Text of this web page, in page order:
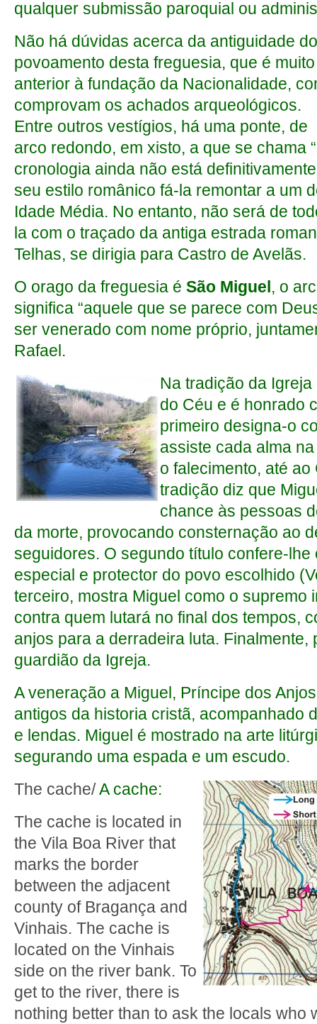
qualquer submissão paroquial ou
Não há dúvidas acerca da antiguidade do
povoamento desta freguesia, que é muito
anterior à fundação da Nacionalidade,
comprovam os achados arqueológicos.
Entre outros vestígios, há uma ponte, de
arco redondo, em xisto, a que se chama
cronologia ainda não está
seu estilo românico fá-la remontar a um
Idade Média. No entanto, não será de
la com o traçado da antiga estrada
Telhas, se dirigia para Castro de Avelãs.
O orago da freguesia é São Miguel , o
significa “aquele que se parece com
ser venerado com nome próprio,
Rafael.
Na tradição da
do Céu e é honrado
primeiro designa-o
assiste cada alma
o falecimento, até
tradição diz que
chance às pessoas
da morte, provocando consternação ao
seguidores. O segundo título confere-
especial e protector do povo escolhido
terceiro, mostra Miguel como o supremo
contra quem lutará no final dos tempos,
anjos para a derradeira luta. Finalmente,
guardião da Igreja.
A veneração a Miguel, Príncipe dos
antigos da historia cristã, acompanhado
e lendas. Miguel é mostrado na arte
segurando uma espada e um escudo.
The cache/A cache:
The cache is located in
the Vila Boa River that
marks the border
between the adjacent
county of Bragança and
Vinhais. The cache is
located on the Vinhais
side on the river bank. To
get to the river, there is
nothing better than to ask the locals who